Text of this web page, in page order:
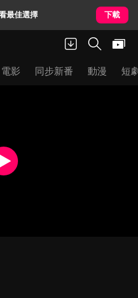
最佳選擇 下載
電影 同步新番 動漫 短